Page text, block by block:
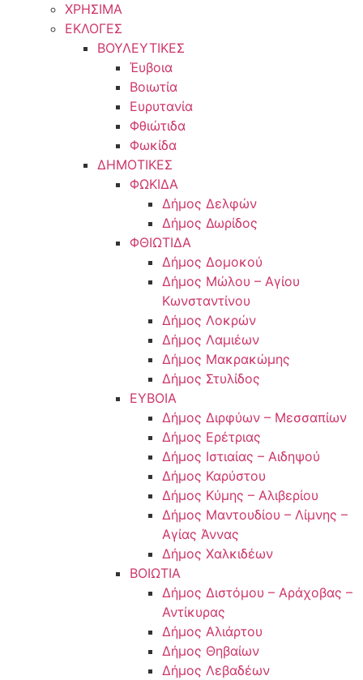
ΧΡΗΣΙΜΑ
ΕΚΛΟΓΕΣ
ΒΟΥΛΕΥΤΙΚΕΣ
Έυβοια
Βοιωτία
Ευρυτανία
Φθιώτιδα
Φωκίδα
ΔΗΜΟΤΙΚΕΣ
ΦΩΚΙΔΑ
Δήμος Δελφών
Δήμος Δωρίδος
ΦΘΙΩΤΙΔΑ
Δήμος Δομοκού
Δήμος Μώλου – Αγίου
Κωνσταντίνου
Δήμος Λοκρών
Δήμος Λαμιέων
Δήμος Μακρακώμης
Δήμος Στυλίδος
ΕΥΒΟΙΑ
Δήμος Διρφύων – Μεσσαπίων
Δήμος Ερέτριας
Δήμος Ιστιαίας – Αιδηψού
Δήμος Καρύστου
Δήμος Κύμης – Αλιβερίου
Δήμος Μαντουδίου – Λίμνης –
Αγίας Άννας
Δήμος Χαλκιδέων
ΒΟΙΩΤΙΑ
Δήμος Διστόμου – Αράχοβας –
Αντίκυρας
Δήμος Αλιάρτου
Δήμος Θηβαίων
Δήμος Λεβαδέων